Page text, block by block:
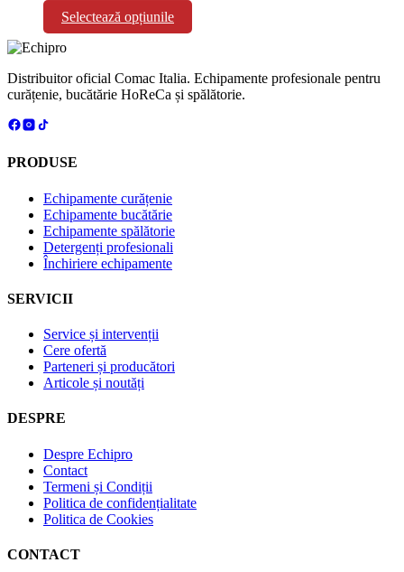
alese
produsului.
Selectează opțiunile
produs
multe
variații.
Distribuitor oficial Comac Italia. Echipamente profesionale pentru
curățenie, bucătărie HoReCa și spălătorie.
PRODUSE
Echipamente curățenie
Echipamente bucătărie
Echipamente spălătorie
Detergenți profesionali
Închiriere echipamente
SERVICII
Service și intervenții
Cere ofertă
Parteneri și producători
Articole și noutăți
DESPRE
Despre Echipro
Contact
Termeni și Condiții
Politica de confidențialitate
Politica de Cookies
CONTACT